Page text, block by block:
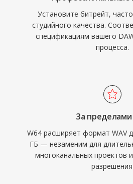
Установите битрейт,
студийного качества.
спецификациям вашего
процесса.
За пределами
W64 расширяет формат WAV
ГБ — незаменим для
многоканальных проектов
разрешения.